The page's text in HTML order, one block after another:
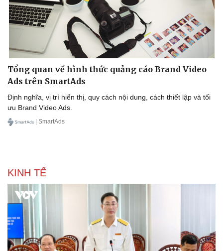
Dinh dưỡng - món ngon
Cây thuốc
Sản phụ khoa
Nhi khoa
Nam khoa
Làm đẹp - giảm cân
Ăn sạch sống khỏe
Đời sống
Nhà đẹp
Blog
Tình yêu - Gia đình
Tổng quan về hình thức quảng cáo Brand Video
Ads trên SmartAds
Định nghĩa, vị trí hiển thị, quy cách nội dung, cách thiết lập và tối
ưu Brand Video Ads.
| SmartAds
KINH TẾ